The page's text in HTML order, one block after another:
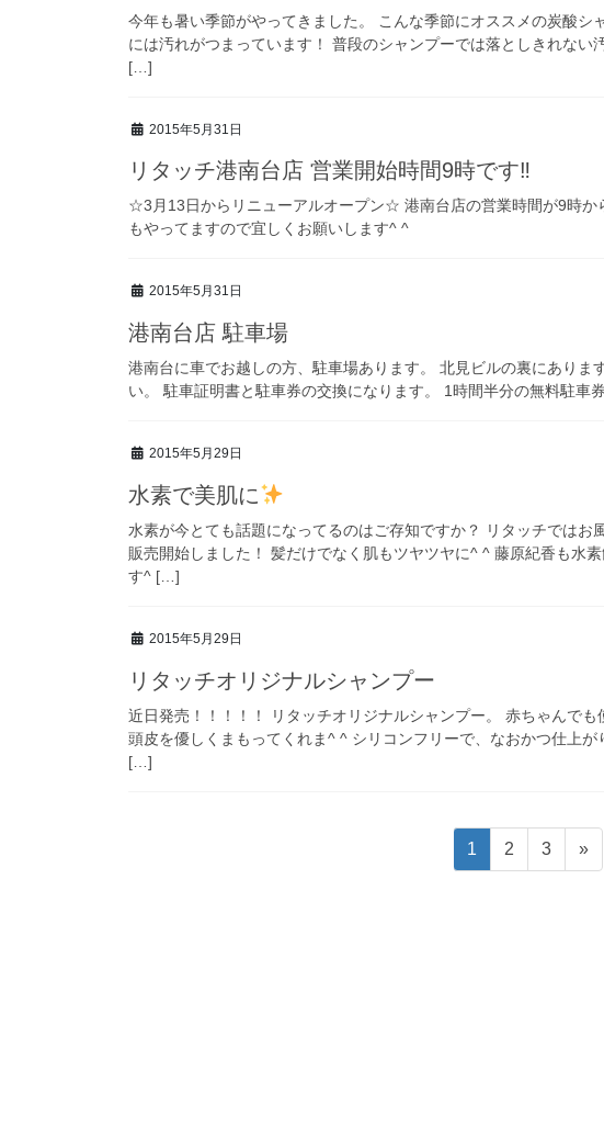
今年も暑い季節がやってきました。 こんな季節にオススメの炭酸シ
には汚れがつまっています！ 普段のシャンプーでは落としきれな
[…]
2015年5月31日
リタッチ港南台店 営業開始時間9時です‼︎
☆3月13日からリニューアルオープン☆ 港南台店の営業時間が9時か
もやってますので宜しくお願いします^ ^
2015年5月31日
港南台店 駐車場
港南台に車でお越しの方、駐車場あります。 北見ビルの裏にありま
い。 駐車証明書と駐車券の交換になります。 1時間半分の無料駐車
2015年5月29日
水素で美肌に
水素が今とても話題になってるのはご存知ですか？ リタッチではお
販売開始しました！ 髪だけでなく肌もツヤツヤに^ ^ 藤原紀香も水
す^ […]
2015年5月29日
リタッチオリジナルシャンプー
近日発売！！！！！ リタッチオリジナルシャンプー。 赤ちゃんで
頭皮を優しくまもってくれま^ ^ シリコンフリーで、なおかつ仕上
[…]
ペ
ー
1
ペ
ー
2
ペ
ー
3 »